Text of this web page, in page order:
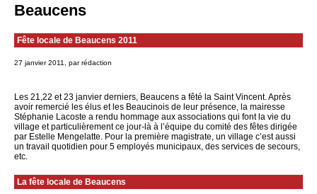
Beaucens
Fête locale de Beaucens 2011
27 janvier 2011, par rédaction
Les 21,22 et 23 janvier derniers, Beaucens a fêté la Saint Vincent. Après
avoir remercié les élus et les Beaucinois de leur présence, la mairesse
Stéphanie Lacoste a rendu hommage aux associations qui font la vie du
village et particulièrement ce jour-là à l’équipe du comité des fêtes dirigée
par Estelle Mengelatte. Pour la première magistrate, un village c’est aussi
un travail quotidien pour 5 employés municipaux, des services de secours,
etc.
La fête locale de Beaucens